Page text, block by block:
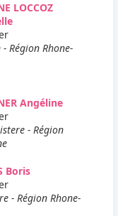
LOCCOZ
Région Rhone-
Angéline
- Région
Boris
- Région Rhone-